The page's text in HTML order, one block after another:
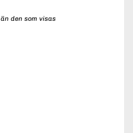
den som visas